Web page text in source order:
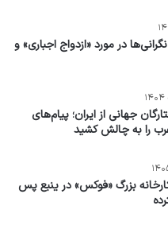
در مورد «ازدواج اجباری» و
جهانی از ایران؛ پیام‌های
را به چالش کشید
بزرگ «فوکس» در ینبع پس